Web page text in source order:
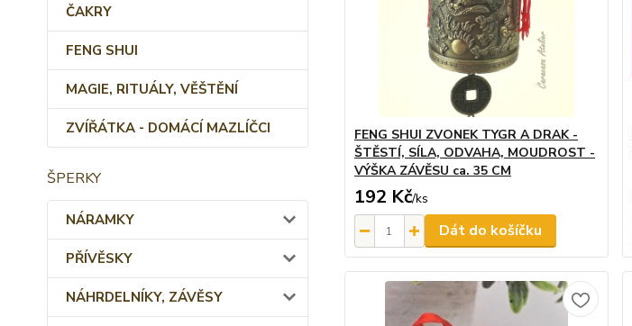
ČAKRY
FENG SHUI
MAGIE, RITUÁLY, VĚŠTĚNÍ
ZVÍŘÁTKA - DOMÁCÍ MAZLÍČCI
ŠPERKY
NÁRAMKY
PŘÍVĚSKY
NÁHRDELNÍKY, ZÁVĚSY
FENG SHUI ZVONEK TYGR A DRAK -
ŠTĚSTÍ, SÍLA, ODVAHA, MOUDROST -
VÝŠKA ZÁVĚSU ca. 35 CM
192 Kč/ks
Dát do košíčku